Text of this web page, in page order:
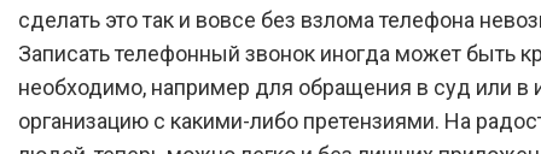
сделать это так и вовсе без взлома телефона
Записать телефонный звонок иногда может быть
необходимо, например для обращения в суд или в
организацию с какими-либо претензиями. На